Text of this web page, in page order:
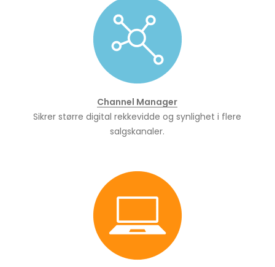
Channel Manager
Sikrer større digital rekkevidde og synlighet i flere
salgskanaler.